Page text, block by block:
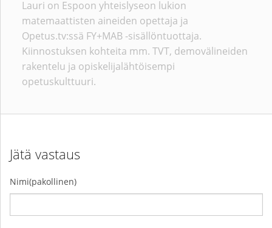
Lauri on Espoon yhteislyseon lukion
matemaattisten aineiden opettaja ja
Opetus.tv:ssä FY+MAB -sisällöntuottaja.
Kiinnostuksen kohteita mm. TVT, demovälineiden
rakentelu ja opiskelijalähtöisempi
opetuskulttuuri.
Jätä vastaus
Nimi(pakollinen)